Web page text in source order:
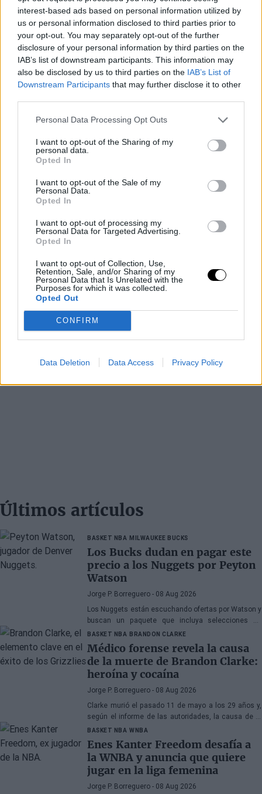
interest-based ads based on personal information utilized by
us or personal information disclosed to third parties prior to
your opt-out. You may separately opt-out of the further
disclosure of your personal information by third parties on the
IAB’s list of downstream participants. This information may
also be disclosed by us to third parties on the IAB’s List of
Downstream Participants that may further disclose it to other
Personal Data Processing Opt Outs
I want to opt-out of the Sharing of my
personal data.
Opted In
I want to opt-out of the Sale of my
Personal Data.
Opted In
I want to opt-out of processing my
Personal Data for Targeted Advertising.
Opted In
I want to opt-out of Collection, Use,
Retention, Sale, and/or Sharing of my
Personal Data that Is Unrelated with the
Purposes for which it was collected.
Opted Out
CONFIRM
Data Deletion Data Access Privacy Policy
Últimos artículos
BASKET NBA MILWAUKEE BUCKS
Los Bucks dudan en pagar este
precio a los Nuggets por Peyton
Watson
Jorge P. Borreguero - 08 Aug 2026
Los Nuggets están escuchando ofertas por Watson y
buscan un paquete que incluya selecciones de
primera ronda, jóvenes talentos o una combinación
de ambos
BASKET NBA BRANDON CLARKE
Médico forense revela la causa
de la muerte de Brandon Clarke:
heroína y cocaína
Jorge P. Borreguero - 08 Aug 2026
Clarke murió el pasado 11 de mayo a los 29 años y,
según el informe de las autoridades, la causa de la
muerte fueron los efectos de la heroína y la cocaína
BASKET NBA WNBA
Enes Kanter Freedom desafía a
la WNBA y anuncia que quiere
jugar en la liga femenina
Jorge P. Borreguero - 08 Aug 2026